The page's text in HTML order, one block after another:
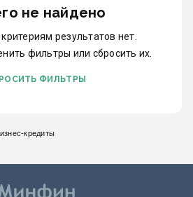
не найдено
результатов нет.
фильтры или сбросить их.
ФИЛЬТРЫ
кредиты